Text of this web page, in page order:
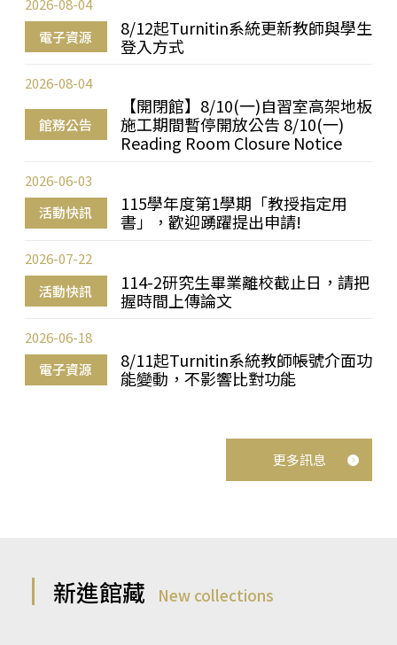
電子資源
8/12起Turnitin系統更新教師與學生
登入方式
2026-08-04
館務公告
【開閉館】8/10(一)自習室高架地板
施工期間暫停開放公告 8/10(一)
Reading Room Closure Notice
2026-08-04
活動快訊
115學年度第1學期「教授指定用
書」，歡迎踴躍提出申請!
2026-06-03
活動快訊
114-2研究生畢業離校截止日，請把
握時間上傳論文
2026-07-22
電子資源
8/11起Turnitin系統教師帳號介面功
能變動，不影響比對功能
2026-06-18
更多訊息
新進館藏 New collections